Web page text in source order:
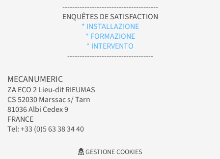
---------------------------------------
ENQUÊTES DE SATISFACTION
* INSTALLAZIONE
* FORMAZIONE
* INTERVENTO
-----------------------------------
MECANUMERIC
ZA ECO 2 Lieu-dit RIEUMAS
CS 52030 Marssac s/ Tarn
81036 Albi Cedex 9
FRANCE
Tel: +33 (0)5 63 38 34 40
GESTIONE COOKIES